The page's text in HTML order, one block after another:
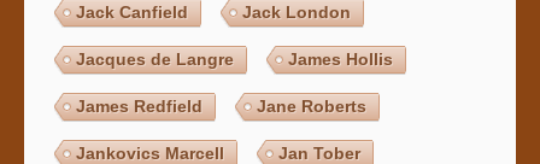
Jack Canfield Jack London
Jacques de Langre James Hollis
James Redfield Jane Roberts
Jankovics Marcell Jan Tober